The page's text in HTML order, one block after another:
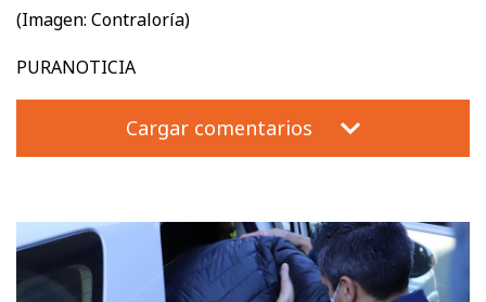
(Imagen: Contraloría)
PURANOTICIA
Cargar comentarios